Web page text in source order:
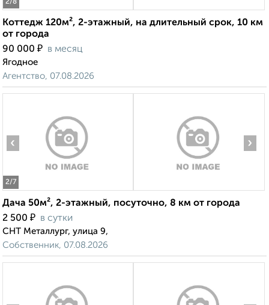
2/8
Коттедж 120м², 2-этажный, на длительный срок, 10 км
от города
90 000 ₽ в месяц
Ягодное
Агентство, 07.08.2026
2/7
‹ ›
Дача 50м², 2-этажный, посуточно, 8 км от города
2 500 ₽ в сутки
СНТ Металлург, улица 9,
Собственник, 07.08.2026